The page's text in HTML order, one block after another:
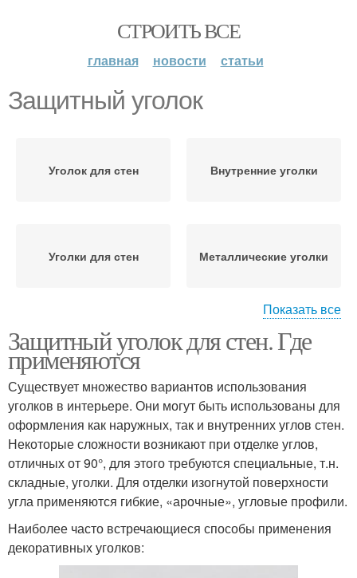
СТРОИТЬ ВСЕ
главная новости статьи
Защитный уголок
Уголок для стен Внутренние уголки
Уголки для стен Металлические уголки
Уголки для штукатурки
Показать все
Защитный уголок для стен. Где
применяются
Существует множество вариантов использования
уголков в интерьере. Они могут быть использованы для
оформления как наружных, так и внутренних углов стен.
Некоторые сложности возникают при отделке углов,
отличных от 90°, для этого требуются специальные, т.н.
складные, уголки. Для отделки изогнутой поверхности
угла применяются гибкие, «арочные», угловые профили.
Наиболее часто встречающиеся способы применения
декоративных уголков: